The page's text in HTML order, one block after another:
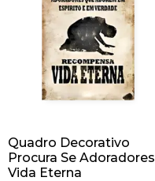
Quadro Decorativo
Procura Se Adoradores
Vida Eterna